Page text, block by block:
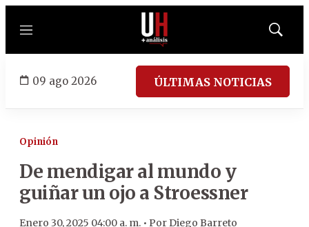
Menú
Mostrar
09 ago 2026 ÚLTIMAS NOTICIAS
Opinión
De mendigar al mundo y
guiñar un ojo a Stroessner
Enero 30, 2025 04:00 a. m. • PorDiego Barreto